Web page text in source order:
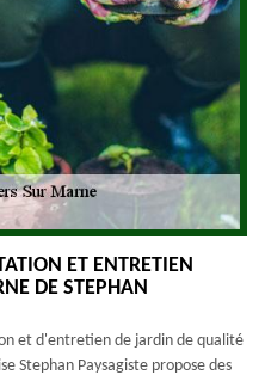
ET ENTRETIEN
DE STEPHAN
et d'entretien de jardin de qualité
Stephan Paysagiste propose des